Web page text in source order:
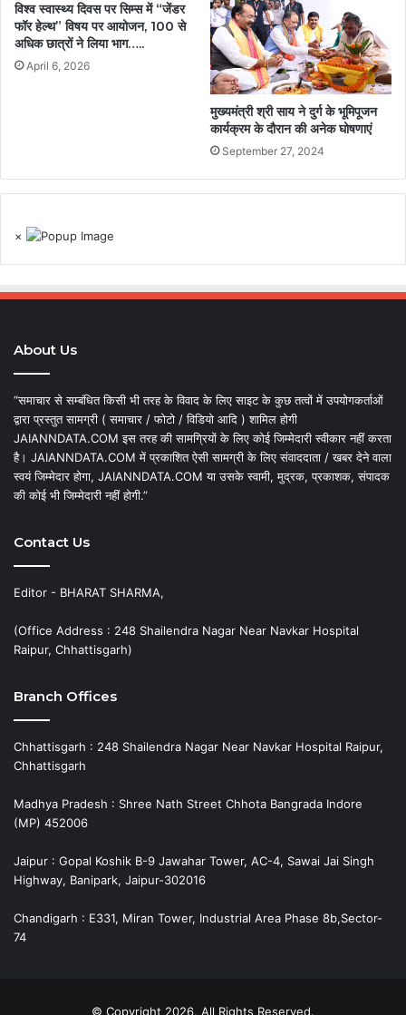
विश्व स्वास्थ्य दिवस पर सिम्स में “जेंडर
फॉर हेल्थ” विषय पर आयोजन, 100 से
अधिक छात्रों ने लिया भाग…..
April 6, 2026
मुख्यमंत्री श्री साय ने दुर्ग के भूमिपूजन
कार्यक्रम के दौरान की अनेक घोषणाएं
September 27, 2024
×
About Us
“समाचार से सम्बंधित किसी भी तरह के विवाद के लिए साइट के कुछ तत्वों में उपयोगकर्ताओं
द्वारा प्रस्तुत सामग्री ( समाचार / फोटो / विडियो आदि ) शामिल होगी
JAIANNDATA.COM इस तरह की सामग्रियों के लिए कोई जिम्मेदारी स्वीकार नहीं करता
है। JAIANNDATA.COM में प्रकाशित ऐसी सामग्री के लिए संवाददाता / खबर देने वाला
स्वयं जिम्मेदार होगा, JAIANNDATA.COM या उसके स्वामी, मुद्रक, प्रकाशक, संपादक
की कोई भी जिम्मेदारी नहीं होगी.”
Contact Us
Editor - BHARAT SHARMA,
(Office Address : 248 Shailendra Nagar Near Navkar Hospital
Raipur, Chhattisgarh)
Branch Offices
Chhattisgarh : 248 Shailendra Nagar Near Navkar Hospital Raipur,
Chhattisgarh
Madhya Pradesh : Shree Nath Street Chhota Bangrada Indore
(MP) 452006
Jaipur : Gopal Koshik B-9 Jawahar Tower, AC-4, Sawai Jai Singh
Highway, Banipark, Jaipur-302016
Chandigarh : E331, Miran Tower, Industrial Area Phase 8b,Sector-
74
© Copyright 2026, All Rights Reserved.